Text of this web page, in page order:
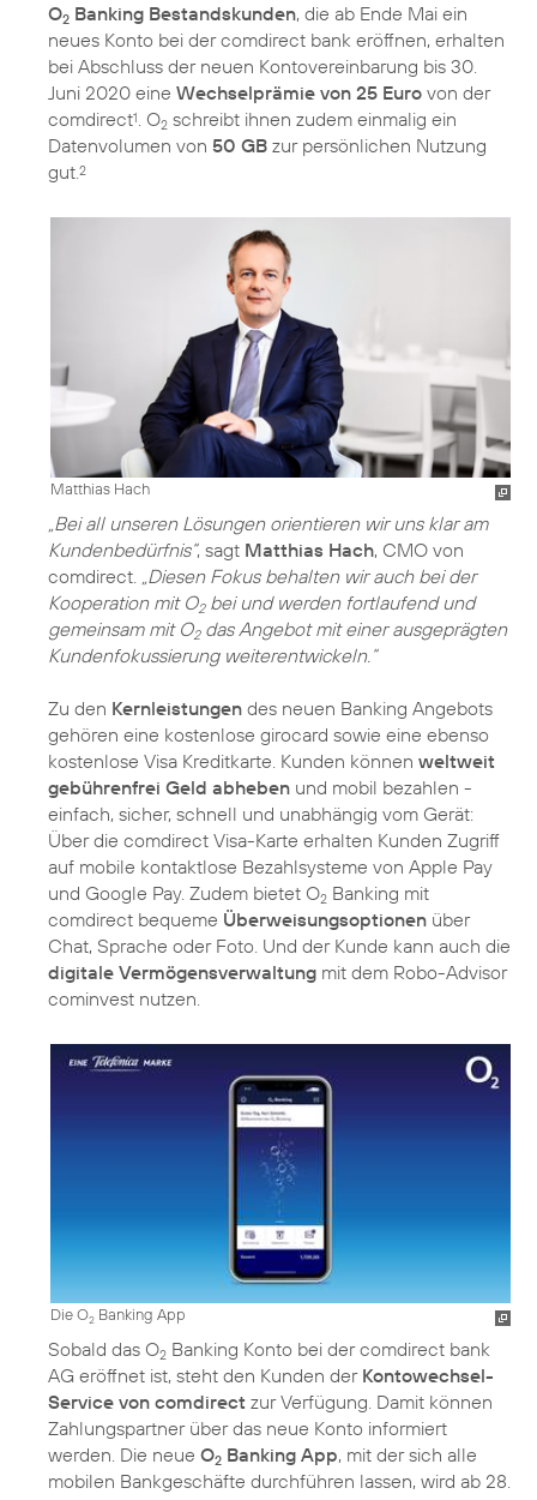
O2 Banking Bestandskunden, die ab Ende Mai ein
neues Konto bei der comdirect bank eröffnen, erhalten
bei Abschluss der neuen Kontovereinbarung bis 30.
Juni 2020 eine Wechselprämie von 25 Euro von der
comdirect1. O2 schreibt ihnen zudem einmalig ein
Datenvolumen von 50 GB zur persönlichen Nutzung
gut.2
Matthias Hach
„Bei all unseren Lösungen orientieren wir uns klar am
Kundenbedürfnis“, sagt Matthias Hach, CMO von
comdirect.
„Diesen Fokus behalten wir auch bei der
Kooperation mit O2bei und werden fortlaufend und
gemeinsam mit O2das Angebot mit einer ausgeprägten
Kundenfokussierung weiterentwickeln.“
Zu den Kernleistungen des neuen Banking Angebots
gehören eine kostenlose girocard sowie eine ebenso
kostenlose Visa Kreditkarte. Kunden können weltweit
gebührenfrei Geld abheben und mobil bezahlen -
einfach, sicher, schnell und unabhängig vom Gerät:
Über die comdirect Visa-Karte erhalten Kunden Zugriff
auf mobile kontaktlose Bezahlsysteme von Apple Pay
und Google Pay. Zudem bietet O2 Banking mit
comdirect bequeme Überweisungsoptionen über
Chat, Sprache oder Foto. Und der Kunde kann auch die
digitale Vermögensverwaltung mit dem Robo-Advisor
cominvest nutzen.
Die O2 Banking App
Sobald das O2 Banking Konto bei der comdirect bank
AG eröffnet ist, steht den Kunden der Kontowechsel-
Service von comdirect zur Verfügung. Damit können
Zahlungspartner über das neue Konto informiert
werden. Die neue O2 Banking App, mit der sich alle
mobilen Bankgeschäfte durchführen lassen, wird ab 28.